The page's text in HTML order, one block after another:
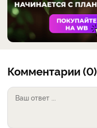
Комментарии (0)